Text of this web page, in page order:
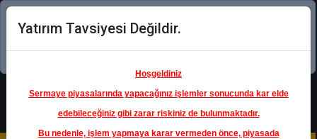
Şimdi uygulamayı indirin!
Yatırım Tavsiyesi Değildir.
Hoşgeldiniz
Sermaye piyasalarında yapacağınız işlemler sonucunda kar elde
edebileceğiniz gibi zarar riskiniz de bulunmaktadır.
Bu nedenle, işlem yapmaya karar vermeden önce, piyasada